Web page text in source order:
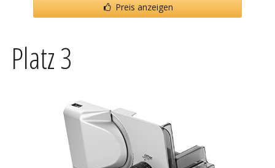
Preis anzeigen
Platz 3